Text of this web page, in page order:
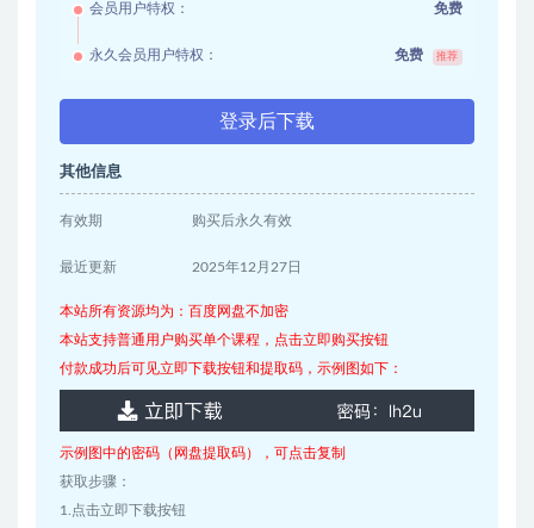
会员用户特权： 免费
永久会员用户特权： 免费 推荐
登录后下载
其他信息
有效期 购买后永久有效
最近更新 2025年12月27日
本站所有资源均为：百度网盘不加密
本站支持普通用户购买单个课程，点击立即购买按钮
付款成功后可见立即下载按钮和提取码，示例图如下：
示例图中的密码（网盘提取码），可点击复制
获取步骤：
1.点击立即下载按钮